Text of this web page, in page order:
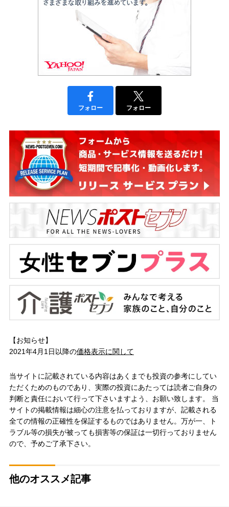
フォロー フォロー
【お知らせ】
2021年4月1日以降の価格表示に関して
当サイトに記載されている内容はあくまでも投資の参考にしてい
ただくためのものであり、実際の投資にあたっては読者ご自身の
判断と責任において行って下さいますよう、お願い致します。 当
サイトの掲載情報は細心の注意を払っておりますが、記載される
全ての情報の正確性を保証するものではありません。万が一、ト
ラブル等の損失が被っても損害等の保証は一切行っておりません
ので、予めご了承下さい。
他のオススメ記事